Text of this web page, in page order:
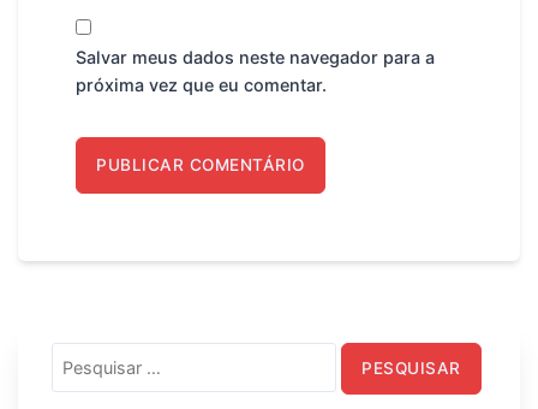
Salvar meus dados neste navegador para a
próxima vez que eu comentar.
por: